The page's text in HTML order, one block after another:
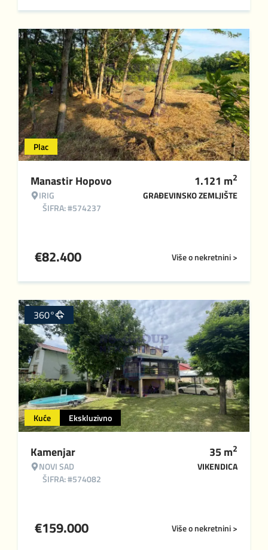
Plac
Manastir Hopovo
IRIG
ŠIFRA: #574237
1.121 m2
GRAĐEVINSKO ZEMLJIŠTE
Više o nekretnini >
€82.400
Kuće Ekskluzivno
360°
Kamenjar
NOVI SAD
ŠIFRA: #574082
35m2
VIKENDICA
Više o nekretnini >
€159.000